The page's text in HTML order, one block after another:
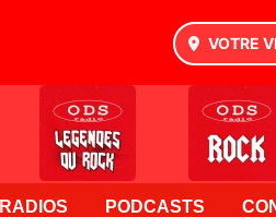
VOTRE
PODCASTS